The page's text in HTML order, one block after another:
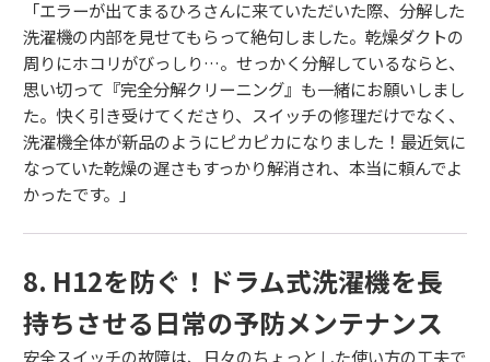
「エラーが出てまるひろさんに来ていただいた際、分解した
洗濯機の内部を見せてもらって絶句しました。乾燥ダクトの
周りにホコリがびっしり…。せっかく分解しているならと、
思い切って『完全分解クリーニング』も一緒にお願いしまし
た。快く引き受けてくださり、スイッチの修理だけでなく、
洗濯機全体が新品のようにピカピカになりました！最近気に
なっていた乾燥の遅さもすっかり解消され、本当に頼んでよ
かったです。」
8. H12を防ぐ！ドラム式洗濯機を長
持ちさせる日常の予防メンテナンス
安全スイッチの故障は、日々のちょっとした使い方の工夫で